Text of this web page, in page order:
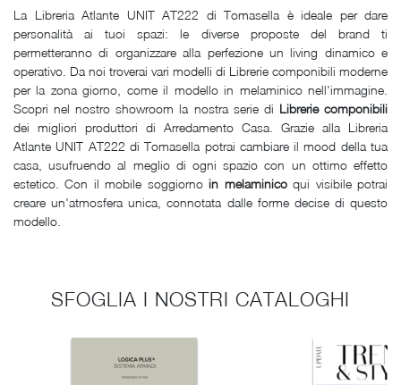
La Libreria Atlante UNIT AT222 di Tomasella è ideale per dare
personalità ai tuoi spazi: le diverse proposte del brand ti
permetteranno di organizzare alla perfezione un living dinamico e
operativo. Da noi troverai vari modelli di Librerie componibili moderne
per la zona giorno, come il modello in melaminico nell'immagine.
Scopri nel nostro showroom la nostra serie di Librerie componibili
dei migliori produttori di Arredamento Casa. Grazie alla Libreria
Atlante UNIT AT222 di Tomasella potrai cambiare il mood della tua
casa, usufruendo al meglio di ogni spazio con un ottimo effetto
estetico. Con il mobile soggiornoin melaminicoqui visibile potrai
creare un'atmosfera unica, connotata dalle forme decise di questo
modello.
SFOGLIA I NOSTRI CATALOGHI